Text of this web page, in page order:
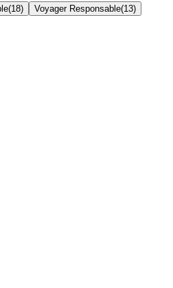
(18) Voyager Responsable(13)